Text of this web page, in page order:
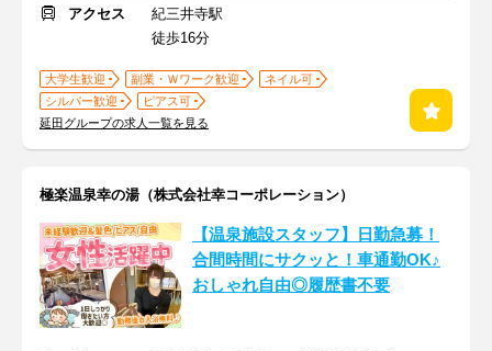
アクセス
紀三井寺駅
徒歩16分
大学生歓迎 副業・Ｗワーク歓迎
ネイル可
シルバー歓迎
ピアス可
延田グループの求人一覧を見る
極楽温泉幸の湯（株式会社幸コーポレーション）
【温泉施設スタッフ】日勤急募！
合間時間にサクッと！車通勤OK♪
おしゃれ自由◎履歴書不要